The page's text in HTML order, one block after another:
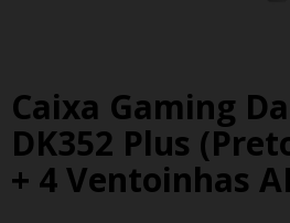
Caixa Gaming
DK352 Plus
+ 4 Ventoinhas